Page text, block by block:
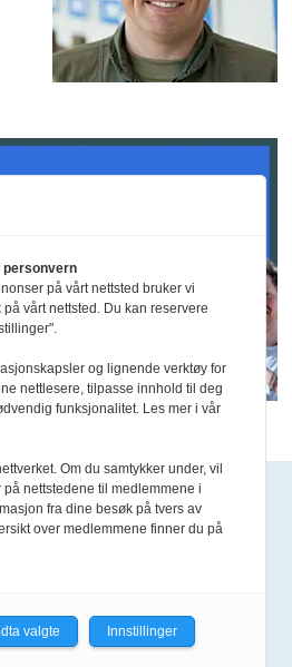
oss
journalister
personvern
på vårt nettsted bruker vi
vårt nettsted. Du kan reservere
og lignende verktøy for
nettlesere, tilpasse innhold til deg
funksjonalitet. Les mer i vår
Om du samtykker under, vil
nettstedene til medlemmene i
fra dine besøk på tvers av
over medlemmene finner du på
valgte Innstillinger